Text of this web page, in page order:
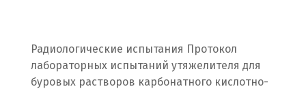
Раменское
Ревда
Радиологические испытания Протокол
лабораторных испытаний утяжелителя для
буровых растворов карбонатного кислотно-